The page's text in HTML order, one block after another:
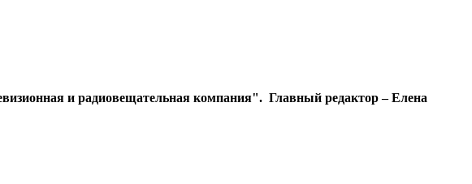
и радиовещательная компания". Главный редактор – Елена